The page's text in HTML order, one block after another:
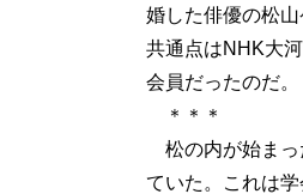
婚した俳優の松
共通点はNHK大
会員だったのだ。
＊＊＊
松の内が始まっ
ていた。これは